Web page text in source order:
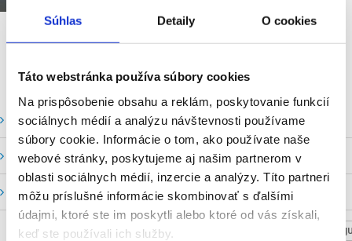
Súhlas Detaily O cookies
Táto webstránka používa súbory cookies
Na prispôsobenie obsahu a reklám, poskytovanie funkcií
sociálnych médií a analýzu návštevnosti používame
súbory cookie. Informácie o tom, ako používate naše
webové stránky, poskytujeme aj našim partnerom v
oblasti sociálnych médií, inzercie a analýzy. Títo partneri
môžu príslušné informácie skombinovať s ďalšími
údajmi, ktoré ste im poskytli alebo ktoré od vás získali,
keď ste používali ich služby.
Vodné stavy a prietoky SHMU
Stavy a prietoky SVP, š. p.
Mapový portál
NASTAV